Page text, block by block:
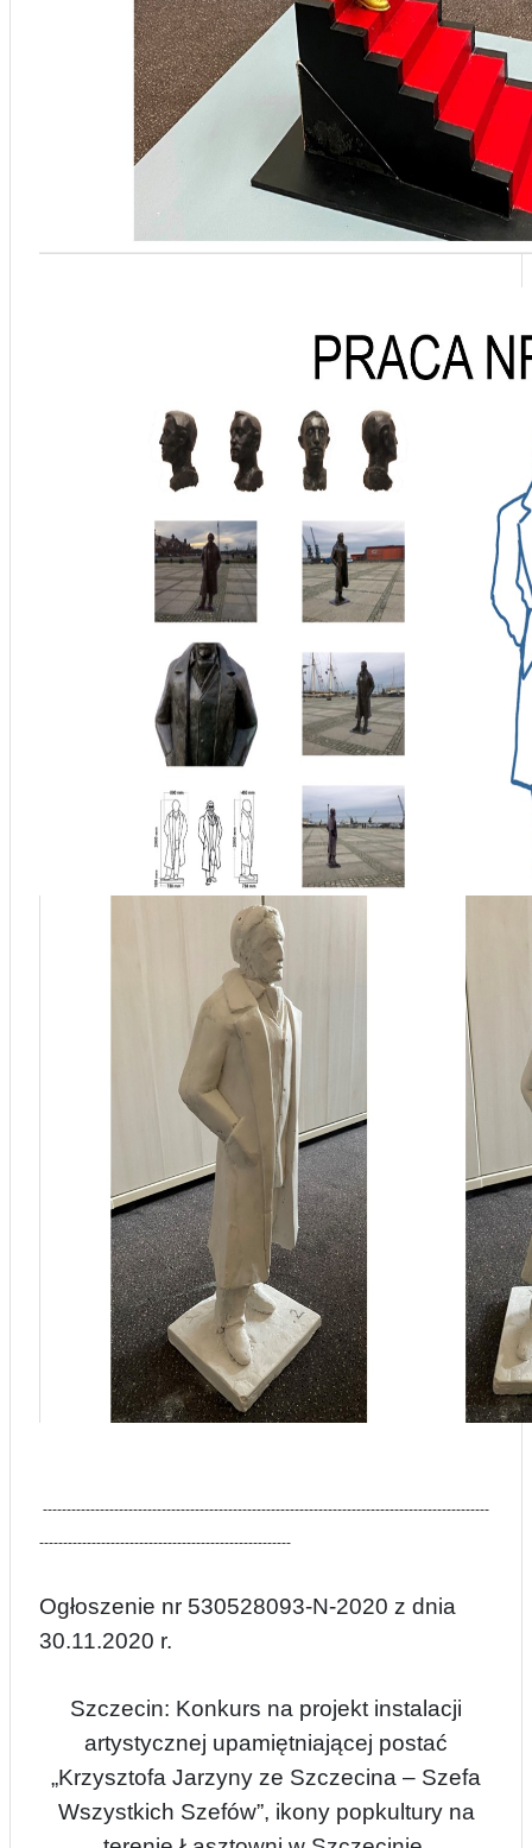
----------------------------------------------------------------------------------------------
-----------------------------------------------------
Ogłoszenie nr 530528093-N-2020 z dnia
30.11.2020 r.
Szczecin: Konkurs na projekt instalacji
artystycznej upamiętniającej postać
„Krzysztofa Jarzyny ze Szczecina – Szefa
Wszystkich Szefów”, ikony popkultury na